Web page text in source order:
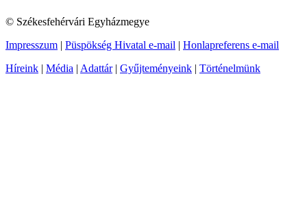
© Székesfehérvári Egyházmegye
Impresszum | Püspökség Hivatal e-mail | Honlapreferens e-mail
Híreink | Média | Adattár| Gyűjteményeink | Történelmünk